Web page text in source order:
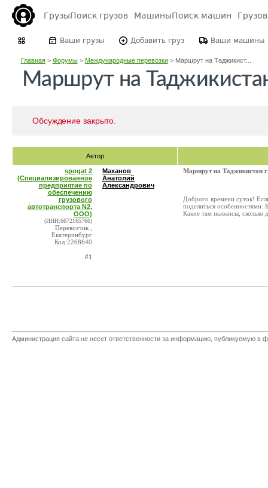
ГрузыПоиск грузов МашиныПоиск машин
Ваши грузы Добавить груз Ваши машины
Главная> Форумы> Международные перевозки> Маршрут на Таджикист...
Маршрут на
Обсуждение закрыто.
Автор
spogat 2
(Специализированное
предприятие по
обеспечению
грузового
автотранспорта N2,
ООО)
(ИНН:6672165766)
Перевозчик ,
Екатеринбург
Код:2268640
#1
Маханов
Анатолий
Александрович
Маршрут на Таджикистан
Доброго времени суток!
поделиться особенностями.
Какие там ньюансы, сколько
Администрация сайта не несет ответственности за информацию, публикуемую